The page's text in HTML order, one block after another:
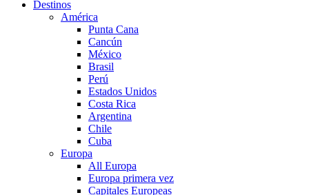
Destinos
América
Punta Cana
Cancún
México
Brasil
Perú
Estados Unidos
Costa Rica
Argentina
Chile
Cuba
Europa
All Europa
Europa primera vez
Capitales Europeas